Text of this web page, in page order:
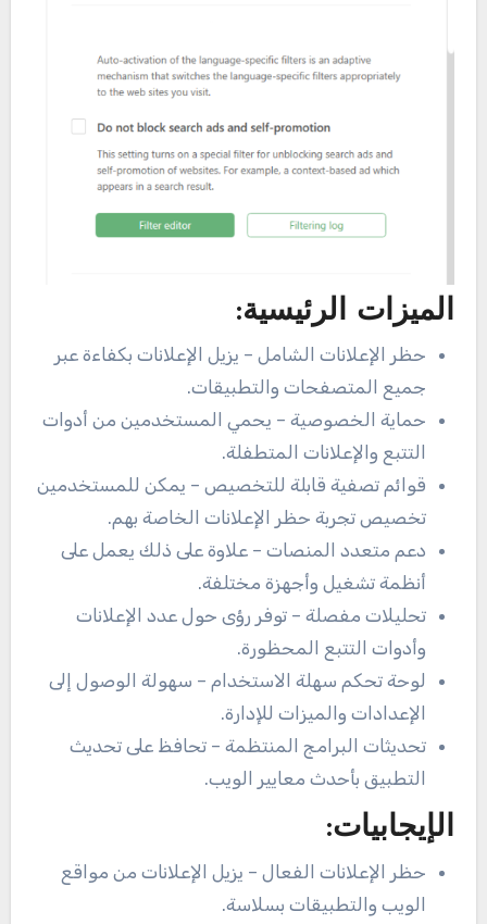
الميزات الرئيسية:
حظر الإعلانات الشامل – يزيل الإعلانات بكفاءة عبر
جميع المتصفحات والتطبيقات.
حماية الخصوصية – يحمي المستخدمين من أدوات
التتبع والإعلانات المتطفلة.
قوائم تصفية قابلة للتخصيص – يمكن للمستخدمين
تخصيص تجربة حظر الإعلانات الخاصة بهم.
دعم متعدد المنصات – علاوة على ذلك يعمل على
أنظمة تشغيل وأجهزة مختلفة.
تحليلات مفصلة – توفر رؤى حول عدد الإعلانات
وأدوات التتبع المحظورة.
لوحة تحكم سهلة الاستخدام – سهولة الوصول إلى
الإعدادات والميزات للإدارة.
تحديثات البرامج المنتظمة – تحافظ على تحديث
التطبيق بأحدث معايير الويب.
الإيجابيات:
حظر الإعلانات الفعال – يزيل الإعلانات من مواقع
الويب والتطبيقات بسلاسة.